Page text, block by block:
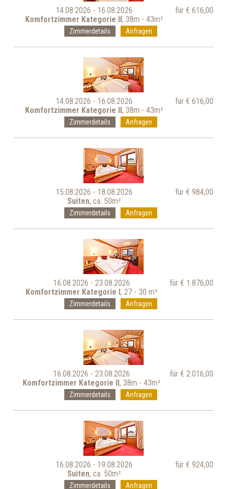
14.08.2026 - 16.08.2026
für € 616,00
Komfortzimmer Kategorie II, 38m - 43m²
Zimmerdetails Anfragen
14.08.2026 - 16.08.2026
für € 616,00
Komfortzimmer Kategorie II, 38m - 43m²
Zimmerdetails Anfragen
15.08.2026 - 18.08.2026
für € 984,00
Suiten, ca. 50m²
Zimmerdetails Anfragen
16.08.2026 - 23.08.2026
für € 1.876,00
Komfortzimmer Kategorie I, 27 - 30 m²
Zimmerdetails Anfragen
16.08.2026 - 23.08.2026
für € 2.016,00
Komfortzimmer Kategorie II, 38m - 43m²
Zimmerdetails Anfragen
16.08.2026 - 19.08.2026
für € 924,00
Suiten, ca. 50m²
Zimmerdetails Anfragen